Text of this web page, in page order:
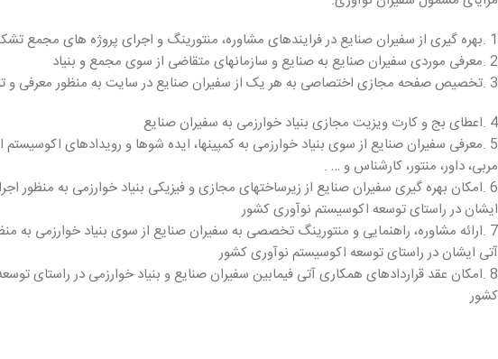
1 .بهره گیری از سفیران صنایع در فرایندهای مشاوره، منتورینگ و اجرای پروژه های مجمع تشکل های دانش بنیان و بنیاد خوارزمی
2 .معرفی موردی سفیران صنایع به صنایع و سازمانهای متقاضی از سوی مجمع و بنیاد
3 .تخصیص صفحه مجازی اختصاصی به هر یک از سفیران صنایع در سایت به منظور معرفی و تایید ایشان
4 .اعطای بج و کارت ویزیت مجازی بنیاد خوارزمی به سفیران صنایع
5 .معرفی سفیران صنایع از سوی بنیاد خوارزمی به کمپینها، ایده شوها و رویدادهای اکوسیستم استارتآپی به عنوان
مربی، داور، منتور، کارشناس و … .
6 .امکان بهره گیری سفیران صنایع از زیرساختهای مجازی و فیزیکی بنیاد خوارزمی به منظور اجرای فعالیتهای آتی
ایشان در راستای توسعه اکوسیستم نوآوری کشور
7 .ارائه مشاوره، راهنمایی و منتورینگ تخصصی به سفیران صنایع از سوی بنیاد خوارزمی به منظور اجرای فعالیتهای
آتی ایشان در راستای توسعه اکوسیستم نوآوری کشور
8 .امکان عقد قراردادهای همکاری آتی فیمابین سفیران صنایع و بنیاد خوارزمی در راستای توسعه اکوسیستم نوآوری
کشور